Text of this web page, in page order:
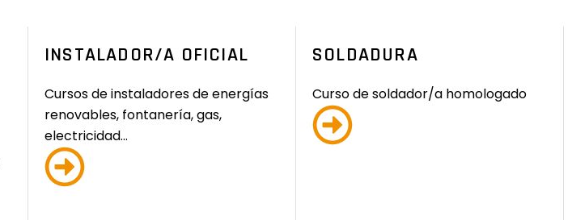
INSTALADOR/A OFICIAL
Cursos de instaladores de energías
renovables, fontanería, gas,
electricidad...
SOLDADURA
Curso de soldador/a homologado